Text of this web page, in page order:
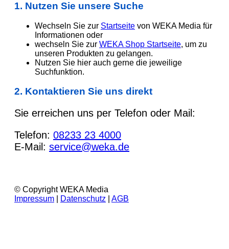
1. Nutzen Sie unsere Suche
Wechseln Sie zur Startseite von WEKA Media für
Informationen oder
wechseln Sie zur WEKA Shop Startseite, um zu
unseren Produkten zu gelangen.
Nutzen Sie hier auch gerne die jeweilige
Suchfunktion.
2. Kontaktieren Sie uns direkt
Sie erreichen uns per Telefon oder Mail:
Telefon: 08233 23 4000
E-Mail: service@weka.de
© Copyright WEKA Media
Impressum
Datenschutz AGB